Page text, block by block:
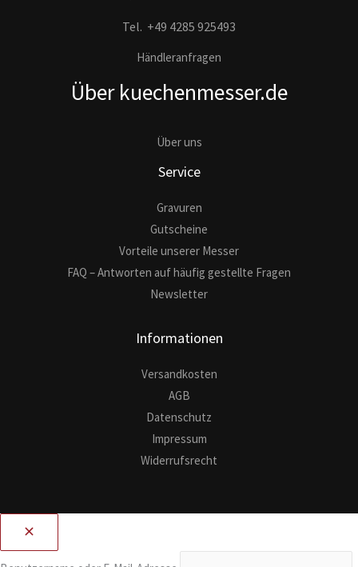
Tel. +49 4285 925493
Händleranfragen
Über kuechenmesser.de
Über uns
Service
Gravuren
Gutscheine
Vorteile unserer Messer
FAQ – Antworten auf häufig gestellte Fragen
Newsletter
Informationen
Versandkosten
AGB
Datenschutz
Impressum
Widerrufsrecht